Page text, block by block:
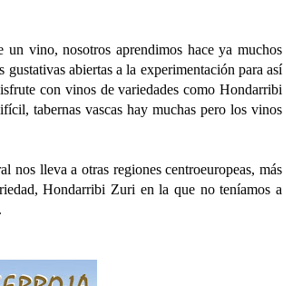
un vino, nosotros aprendimos hace ya muchos
abiertas a la experimentación para así
con vinos de variedades como Hondarribi
tabernas vascas hay muchas pero los vinos
nos lleva a otras regiones centroeuropeas, más
Hondarribi Zuri en la que no teníamos a